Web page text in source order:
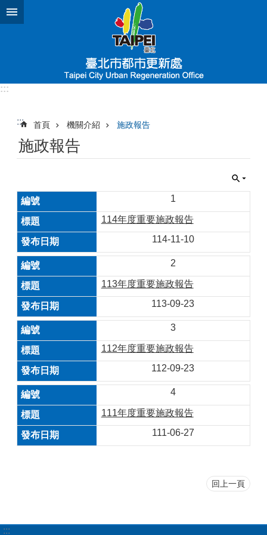
跳到主要內容區塊
:::
::: 首頁 機關介紹 施政報告
施政報告
1
114年度重要施政報告
114-11-10
2
113年度重要施政報告
113-09-23
3
112年度重要施政報告
112-09-23
4
111年度重要施政報告
111-06-27
回上一頁
:::